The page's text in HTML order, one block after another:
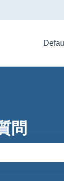
メニューを表示
問